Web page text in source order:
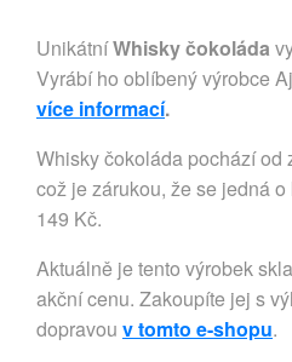
UnikátníWhisky čokoláda
Vyrábí ho oblíbený výrobce
více informací.
Whisky čokoláda pochází od
což je zárukou, že se jedná
149 Kč.
Aktuálně je tento výrobek
akční cenu. Zakoupíte jej s
dopravou v tomto e-shopu.